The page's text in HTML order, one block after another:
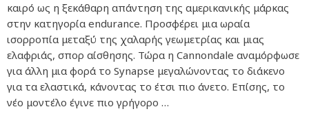
καιρό ως η ξεκάθαρη απάντηση της αμερικανικής μάρκας
στην κατηγορία endurance. Προσφέρει μια ωραία
ισορροπία μεταξύ της χαλαρής γεωμετρίας και μιας
ελαφριάς, σπορ αίσθησης. Τώρα η Cannondale αναμόρφωσε
για άλλη μια φορά το Synapse μεγαλώνοντας το διάκενο
για τα ελαστικά, κάνοντας το έτσι πιο άνετο. Επίσης, το
νέο μοντέλο έγινε πιο γρήγορο …